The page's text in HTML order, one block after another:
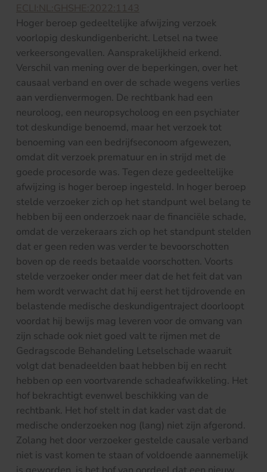
ECLI:NL:GHSHE:2022:1143
Hoger beroep gedeeltelijke afwijzing verzoek
voorlopig deskundigenbericht. Letsel na twee
verkeersongevallen. Aansprakelijkheid erkend.
Verschil van mening over de beperkingen, over het
causaal verband en over de schade wegens verlies
aan verdienvermogen. De rechtbank had een
neuroloog, een neuropsycholoog en een psychiater
tot deskundige benoemd, maar het verzoek tot
benoeming van een bedrijfseconoom afgewezen,
omdat dit verzoek prematuur en in strijd met de
goede procesorde was. Tegen deze gedeeltelijke
afwijzing is hoger beroep ingesteld. In hoger beroep
stelde verzoeker zich op het standpunt wel belang te
hebben bij een onderzoek naar de financiële schade,
omdat de verzekeraars zich op het standpunt stelden
dat er geen reden was verder te bevoorschotten
boven op de reeds betaalde voorschotten. Voorts
stelde verzoeker onder meer dat de het feit dat van
hem wordt verwacht dat hij eerst het tijdrovende en
belastende medische deskundigentraject doorloopt
voordat hij bewijs mag leveren voor de omvang van
zijn schade ook niet goed valt te rijmen met de
Gedragscode Behandeling Letselschade waaruit
volgt dat benadeelden baat hebben bij en recht
hebben op een voortvarende schadeafwikkeling. Het
hof bekrachtigt evenwel beschikking van de
rechtbank. Het hof stelt in dat kader vast dat de
medische onderzoeken nog (lang) niet zijn afgerond.
Zolang het door verzoeker gestelde causale verband
niet is vast komen te staan of voldoende aannemelijk